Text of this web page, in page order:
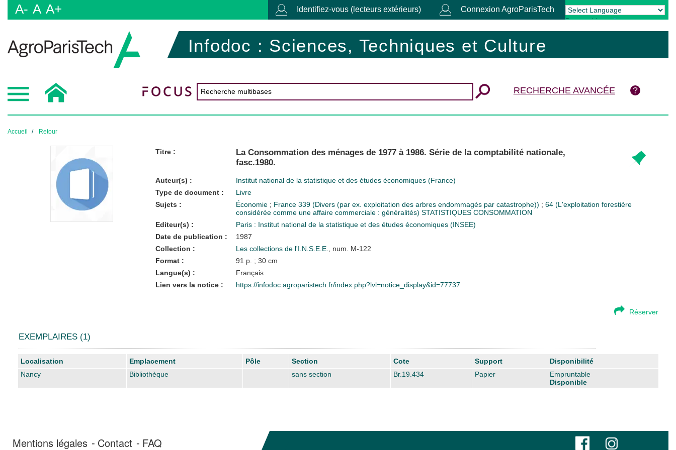
A- A A+ Identifiez-vous (lecteurs extérieurs) Connexion AgroParisTech
Powered by Translate
Infodoc : Sciences, Techniques et Culture
RECHERCHE AVANCÉE
Accueil Retour
Titre :
La Consommation des ménages de 1977 à 1986. Série de la comptabilité nationale,
fasc.1980.
Auteur(s) :
Institut national de la statistique et des études économiques (France)
Type de document :
Livre
Sujets :
Économie ; France 339 (Divers (par ex. exploitation des arbres endommagés par catastrophe)) ; 64 (L'exploitation forestière
considérée comme une affaire commerciale : généralités) STATISTIQUES CONSOMMATION
Editeur(s) :
Paris : Institut national de la statistique et des études économiques (INSEE)
Date de publication :
1987
Collection :
Les collections de l'I.N.S.E.E.
, num. M-122
Format :
91 p. ; 30 cm
Langue(s) :
Français
Lien vers la notice :
https://infodoc.agroparistech.fr/index.php?lvl=notice_display&id=77737
Réserver
EXEMPLAIRES (1)
Liste des exemplaires
Localisation Emplacement Pôle Section Cote Support
Disponibilité
Nancy
Bibliothèque sans section Br.19.434 Papier
Empruntable
Disponible
Mentions légales Contact FAQ